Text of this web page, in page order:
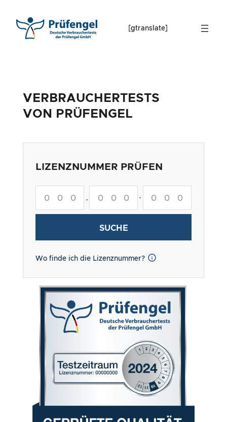
content
[gtranslate]
VERBRAUCHERTESTS
VON PRÜFENGEL
LIZENZNUMMER PRÜFEN
· ·
SUCHE
Wo finde ich die Lizenznummer?
logolizenz@pruefengel.de